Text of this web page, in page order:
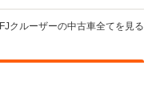
FJクルーザーの中古車全てを見る